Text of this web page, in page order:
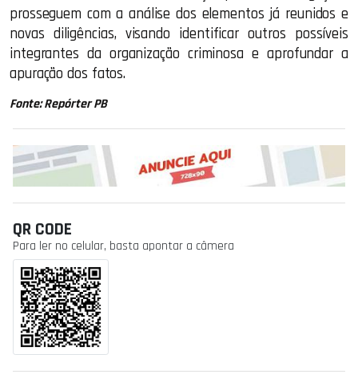
prosseguem com a análise dos elementos já reunidos e
novas diligências, visando identificar outros possíveis
integrantes da organização criminosa e aprofundar a
apuração dos fatos.
Fonte: Repórter PB
QR CODE
Para ler no celular, basta apontar a câmera